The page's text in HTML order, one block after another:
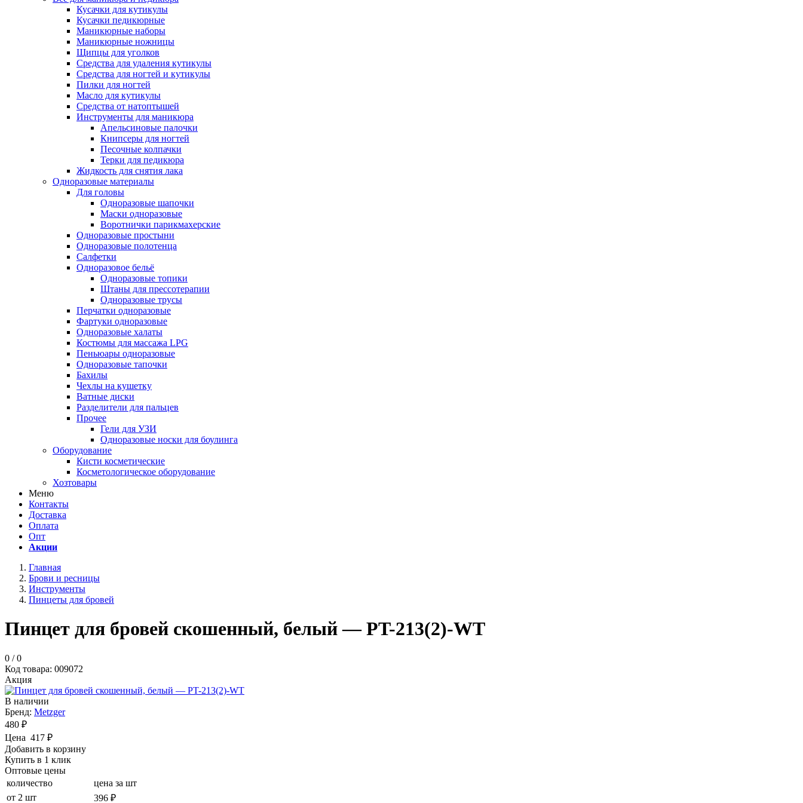
Кусачки для кутикулы
Кусачки педикюрные
Маникюрные наборы
Маникюрные ножницы
Щипцы для уголков
Средства для удаления кутикулы
Средства для ногтей и кутикулы
Пилки для ногтей
Масло для кутикулы
Средства от натоптышей
Инструменты для маникюра
Апельсиновые палочки
Книпсеры для ногтей
Песочные колпачки
Терки для педикюра
Жидкость для снятия лака
Одноразовые материалы
Для головы
Одноразовые шапочки
Маски одноразовые
Воротнички парикмахерские
Одноразовые простыни
Одноразовые полотенца
Салфетки
Одноразовое бельё
Одноразовые топики
Штаны для прессотерапии
Одноразовые трусы
Перчатки одноразовые
Фартуки одноразовые
Одноразовые халаты
Костюмы для массажа LPG
Пеньюары одноразовые
Одноразовые тапочки
Бахилы
Чехлы на кушетку
Ватные диски
Разделители для пальцев
Прочее
Гели для УЗИ
Одноразовые носки для боулинга
Оборудование
Кисти косметические
Косметологическое оборудование
Хозтовары
Меню
Контакты
Доставка
Оплата
Опт
Акции
Главная
Брови и ресницы
Инструменты
Пинцеты для бровей
Пинцет для бровей скошенный, белый — PT-213(2)-WT
0 /0
Код товара: 009072
Акция
В наличии
Бренд: Metzger
480 ₽
Цена 417 ₽
Добавить в корзину
Купить в 1 клик
Оптовые цены
количество
цена за шт
от 2 шт
396 ₽